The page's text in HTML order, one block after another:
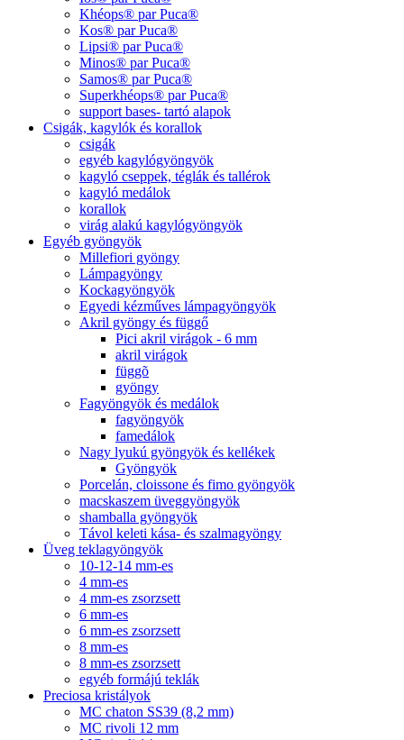
Khéops® par Puca®
Kos® par Puca®
Lipsi® par Puca®
Minos® par Puca®
Samos® par Puca®
Superkhéops® par Puca®
support bases- tartó alapok
Csigák, kagylók és korallok
csigák
egyéb kagylógyöngyök
kagyló cseppek, téglák és tallérok
kagyló medálok
korallok
virág alakú kagylógyöngyök
Egyéb gyöngyök
Millefiori gyöngy
Lámpagyöngy
Kockagyöngyök
Egyedi kézműves lámpagyöngyök
Akril gyöngy és függő
Pici akril virágok - 6 mm
akril virágok
függõ
gyöngy
Fagyöngyök és medálok
fagyöngyök
famedálok
Nagy lyukú gyöngyök és kellékek
Gyöngyök
Porcelán, cloissone és fimo gyöngyök
macskaszem üveggyöngyök
shamballa gyöngyök
Távol keleti kása- és szalmagyöngy
Üveg teklagyöngyök
10-12-14 mm-es
4 mm-es
4 mm-es zsorzsett
6 mm-es
6 mm-es zsorzsett
8 mm-es
8 mm-es zsorzsett
egyéb formájú teklák
Preciosa kristályok
MC chaton SS39 (8,2 mm)
MC rivoli 12 mm